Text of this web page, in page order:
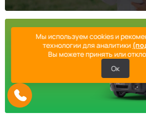
Бесплатная доставка
Мы используем cookies и
технологии для аналитики
Вы можете принять или
Ок